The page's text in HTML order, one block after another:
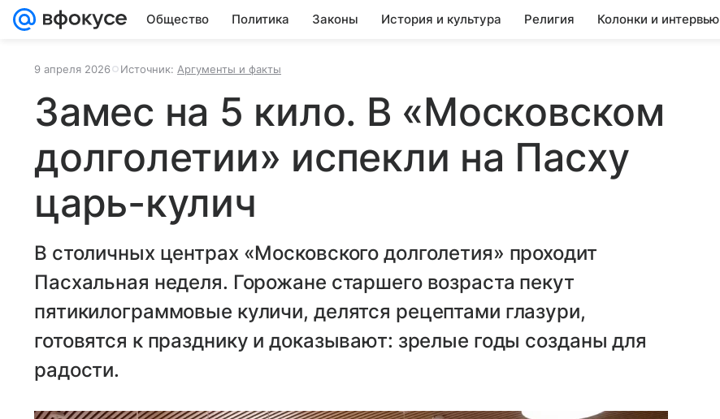
Общество Политика Законы История и культура Религия Колонки и интервью
9 апреля 2026 Источник: Аргументы и факты
Замес на 5 кило. В «Московском
долголетии» испекли на Пасху
царь-кулич
В столичных центрах «Московского долголетия» проходит
Пасхальная неделя. Горожане старшего возраста пекут
пятикилограммовые куличи, делятся рецептами глазури,
готовятся к празднику и доказывают: зрелые годы созданы для
радости.